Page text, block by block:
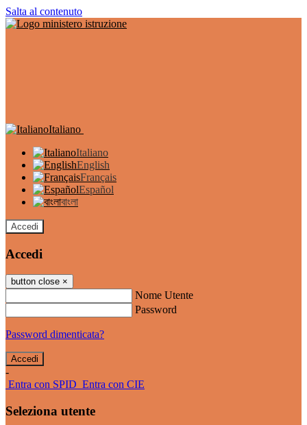
Salta al contenuto
Italiano
Italiano
English
Français
Español
বাংলা
Accedi
Accedi
button close ×
Nome Utente
Password
Password dimenticata?
-
Entra con SPID Entra con CIE
Seleziona utente